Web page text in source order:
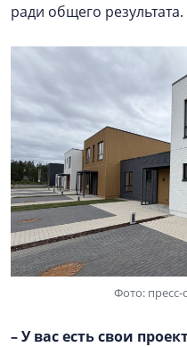
ради общего результата.
Фото:
– У вас есть свои